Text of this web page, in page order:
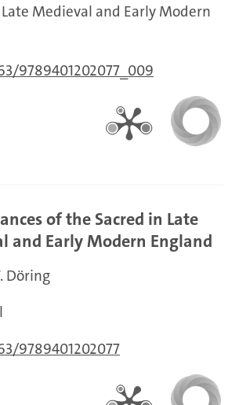
Medieval and Early Modern
9789401202077_009
of the Sacred in Late
and Early Modern England
Döring
9789401202077